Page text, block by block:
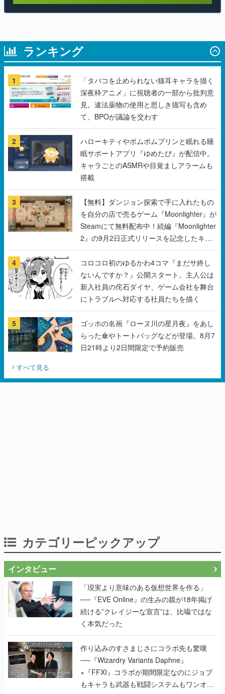
ランキング
1
「タバコを止められない猫耳キャラを描く
深夜枠アニメ」に視聴者の一部から批判意
見。違法薬物の使用と思しき描写も含め
て、BPOが議論を交わす
2
ハローキティやポムポムプリンと眠れる睡
眠サポートアプリ『ゆめたび』が配信中。
キャラごとのASMRや目覚ましアラームも
搭載
3
【無料】ダンジョン探索で手に入れたもの
を自分の店で売るゲーム『Moonlighter』が
Steamにて無料配布中！続編『Moonlighter
2』の9月2日正式リリースを記念したキャ
ンペーン
4
コロコロ初のゆるかわ4コマ『まだサ終し
ないんですか？』公開スタート。主人公は
新入社員の侘石ダイヤ、ゲーム会社を舞台
にトラブルへ対応する社員たちを描く
5
ゴッホの名画『ローヌ川の星月夜』をあし
らった傘やトートバッグなどが登場。8月7
日21時より2日間限定で予約販売
すべて見る
カテゴリーピックアップ
インタビュー
「現実より意味のある仮想世界を作る」
──『EVE Online』の生みの親が18年掲げ
続ける”クレイジーな宣言”は、比喩ではな
く本気だった
作り込みのすさまじさにコラボ先も驚嘆
──『Wizardry Variants Daphne』
×『FFXI』コラボが期間限定なのにジョブ
もキャラも武器も戦闘システムもワンオフ